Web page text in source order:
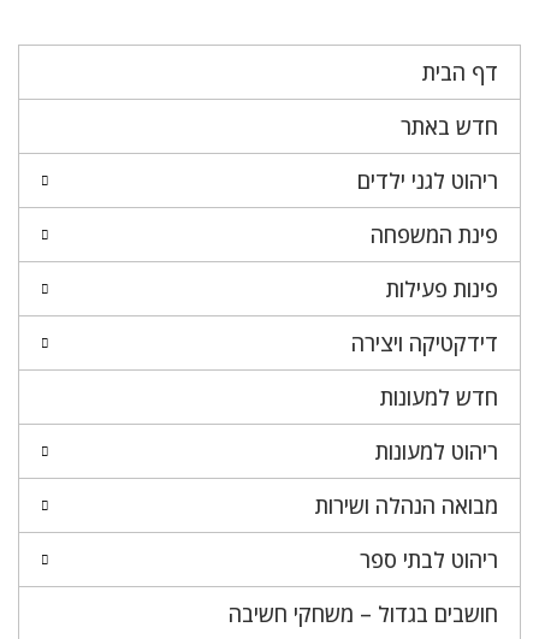
דף הבית
חדש באתר
ריהוט לגני ילדים
פינת המשפחה
פינות פעילות
דידקטיקה ויצירה
חדש למעונות
ריהוט למעונות
מבואה הנהלה ושירות
ריהוט לבתי ספר
חושבים בגדול – משחקי חשיבה